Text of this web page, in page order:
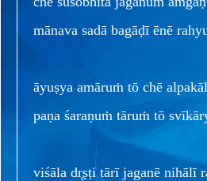
mānava sadā bagāḍī ēnē
āyuṣya amāruṁ tō chē
paṇa śaraṇuṁ tāruṁ tō
viśāla dr̥ṣṭi tārī jaganē nihālī